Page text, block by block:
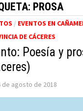
PROSA
/ EVENTOS EN
DE CÁCERES
Poesía y
de agosto de 2018